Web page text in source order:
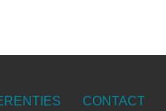
CONTACT